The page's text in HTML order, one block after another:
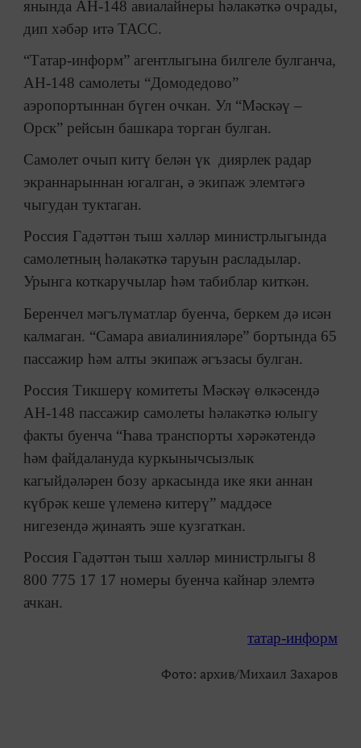
янында АН-148 авиалайнеры һәлакәткә очрады,
дип хәбәр итә ТАСС.
“Татар-информ” агентлыгына билгеле булганча,
АН-148 самолеты “Домодедово”
аэропортыннан бүген очкан. Ул “Мәскәү –
Орск” рейсын башкара торган булган.
Самолет очып китү белән үк диярлек радар
экраннарыннан югалган, ә экипаж элемтәгә
чыгудан туктаган.
Россия Гадәттән тыш хәлләр министрлыгында
самолетның һәлакәткә таруын расладылар.
Урынга коткаручылар һәм табиблар киткән.
Беренчел мәгълүматлар буенча, беркем дә исән
калмаган. “Самара авиалинияләре” бортында 65
пассажир һәм алты экипаж әгъзасы булган.
Россия Тикшерү комитеты Мәскәү өлкәсендә
АН-148 пассажир самолеты һәлакәткә юлыгу
факты буенча “Һава транспорты хәрәкәтендә
һәм файдалануда куркынычсызлык
кагыйдәләрен бозу аркасында ике яки аннан
күбрәк кеше үлеменә китерү” маддәсе
нигезендә җинаять эше кузгаткан.
Россия Гадәттән тыш хәлләр министрлыгы 8
800 775 17 17 номеры буенча кайнар элемтә
ачкан.
татар-информ
Фото: архив/Михаил Захаров